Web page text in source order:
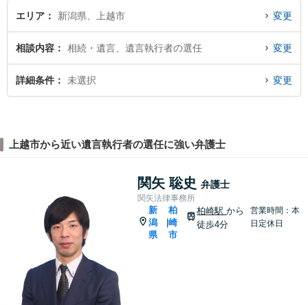
エリア 新潟県、上越市 変更
相談内容 相続・遺言、遺言執行者の選任 変更
詳細条件 未選択 変更
上越市から近い遺言執行者の選任に強い弁護士
関矢 聡史 弁護士
関矢法律事務所
新
潟
県
柏
崎
市
柏崎駅から
徒歩4分
営業時間：本
日定休日